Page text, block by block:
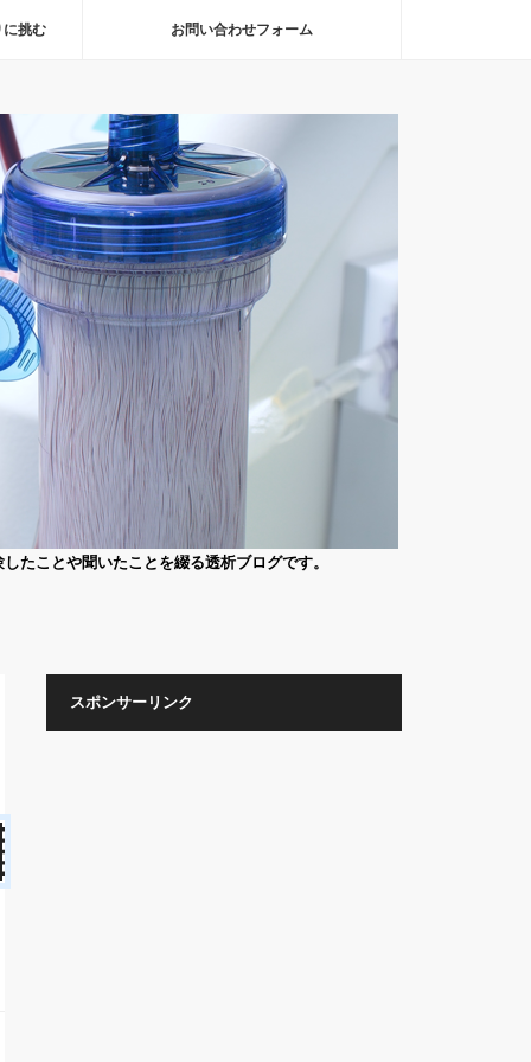
に挑む お問い合わせフォーム
たことや聞いたことを綴る透析ブログです。
スポンサーリンク